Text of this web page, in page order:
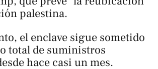
palestina.
el enclave sigue sometido
total de suministros
hace casi un mes.